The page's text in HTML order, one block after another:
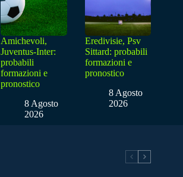
Amichevoli,
Juventus-Inter:
probabili
formazioni e
pronostico
8 Agosto
2026
Eredivisie, Psv
Sittard: probabili
formazioni e
pronostico
8 Agosto
2026